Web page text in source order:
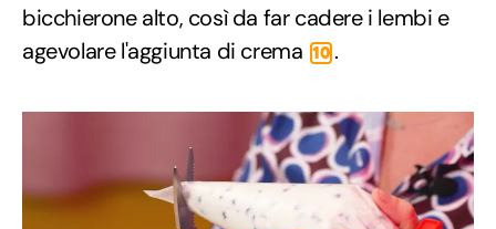
bicchierone alto, così da far cadere i lembi e
agevolare l'aggiunta di crema 10 .